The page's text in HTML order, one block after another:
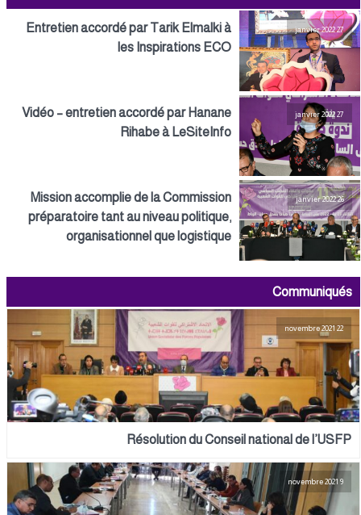
27 janvier 2022
Entretien accordé par Tarik Elmalki à
les Inspirations ECO
27 janvier 2022
Vidéo – entretien accordé par Hanane
Rihabe à LeSiteInfo
26 janvier 2022
Mission accomplie de la Commission
préparatoire tant au niveau politique,
organisationnel que logistique
Communiqués
22 novembre 2021
Résolution du Conseil national de l’USFP